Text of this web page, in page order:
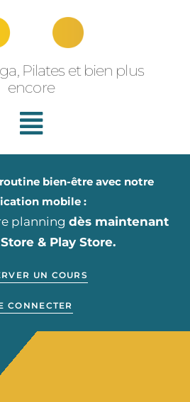
Pilates et bien plus
encore
bien-être avec notre
mobile :
planning dès maintenant
& Play Store.
UN COURS
CONNECTER